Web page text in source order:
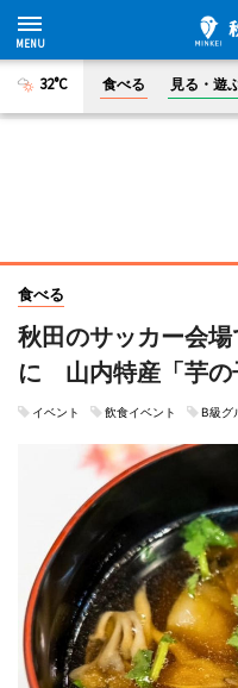
32°C 食べる 見る・遊
食べる
秋田のサッカー会
に 山内特産「芋の
イベント 飲食イベント B級グ